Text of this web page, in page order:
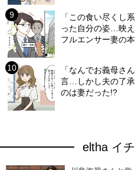
「この食い尽くし
った自分の姿…映
フルエンサー妻の
「なんでお義母さ
言…しかし夫の了
のは妻だった!?
eltha イ